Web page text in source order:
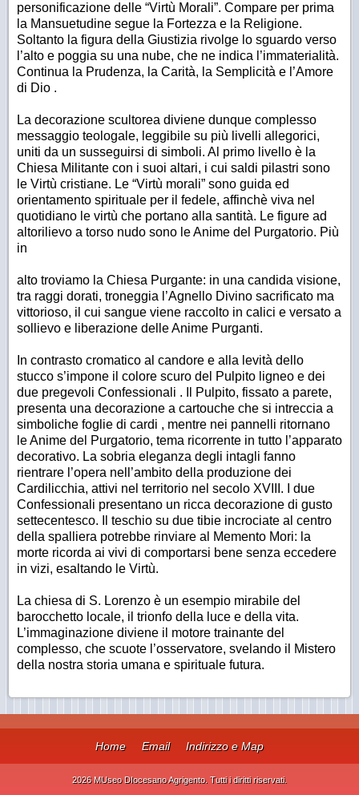
personificazione delle “Virtù Morali”. Compare per prima
la Mansuetudine segue la Fortezza e la Religione.
Soltanto la figura della Giustizia rivolge lo sguardo verso
l’alto e poggia su una nube, che ne indica l’immaterialità.
Continua la Prudenza, la Carità, la Semplicità e l’Amore
di Dio .
La decorazione scultorea diviene dunque complesso
messaggio teologale, leggibile su più livelli allegorici,
uniti da un susseguirsi di simboli. Al primo livello è la
Chiesa Militante con i suoi altari, i cui saldi pilastri sono
le Virtù cristiane. Le “Virtù morali” sono guida ed
orientamento spirituale per il fedele, affinchè viva nel
quotidiano le virtù che portano alla santità. Le figure ad
altorilievo a torso nudo sono le Anime del Purgatorio. Più
in
alto troviamo la Chiesa Purgante: in una candida visione,
tra raggi dorati, troneggia l’Agnello Divino sacrificato ma
vittorioso, il cui sangue viene raccolto in calici e versato a
sollievo e liberazione delle Anime Purganti.
In contrasto cromatico al candore e alla levità dello
stucco s’impone il colore scuro del Pulpito ligneo e dei
due pregevoli Confessionali . Il Pulpito, fissato a parete,
presenta una decorazione a cartouche che si intreccia a
simboliche foglie di cardi , mentre nei pannelli ritornano
le Anime del Purgatorio, tema ricorrente in tutto l’apparato
decorativo. La sobria eleganza degli intagli fanno
rientrare l’opera nell’ambito della produzione dei
Cardilicchia, attivi nel territorio nel secolo XVIII. I due
Confessionali presentano un ricca decorazione di gusto
settecentesco. Il teschio su due tibie incrociate al centro
della spalliera potrebbe rinviare al Memento Mori: la
morte ricorda ai vivi di comportarsi bene senza eccedere
in vizi, esaltando le Virtù.
La chiesa di S. Lorenzo è un esempio mirabile del
barocchetto locale, il trionfo della luce e della vita.
L’immaginazione diviene il motore trainante del
complesso, che scuote l’osservatore, svelando il Mistero
della nostra storia umana e spirituale futura.
Home Email Indirizzo e Map
2026 MUseo DIocesano Agrigento. Tutti i diritti riservati.